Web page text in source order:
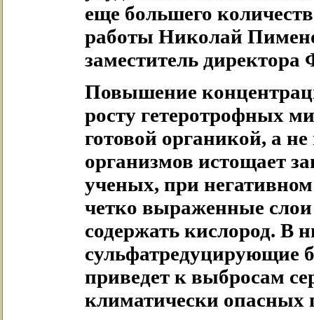
еще большего
работы Николай
заместитель
Повышение
росту гетеротрофных
готовой органикой, а
организмов истощает
ученых, при
четко выраженные
содержать кислород. В
сульфатредуцирующие
приведет к выбросам
климатически опасных